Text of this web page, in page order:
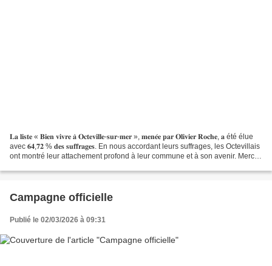
𝐋𝐚 𝐥𝐢𝐬𝐭𝐞 « 𝐁𝐢𝐞𝐧 𝐯𝐢𝐯𝐫𝐞 𝐚̀ 𝐎𝐜𝐭𝐞𝐯𝐢𝐥𝐥𝐞-𝐬𝐮𝐫-𝐦𝐞𝐫 », 𝐦𝐞𝐧𝐞́𝐞 𝐩𝐚𝐫 𝐎𝐥𝐢𝐯𝐢𝐞𝐫 𝐑𝐨𝐜𝐡𝐞, 𝐚 été élue
avec 𝟔𝟒,𝟕𝟐 % 𝐝𝐞𝐬 𝐬𝐮𝐟𝐟𝐫𝐚𝐠𝐞𝐬. En nous accordant leurs suffrages, les Octevillais
ont montré leur attachement profond à leur commune et à son avenir. Merci à
Campagne officielle
Publié le 02/03/2026 à 09:31